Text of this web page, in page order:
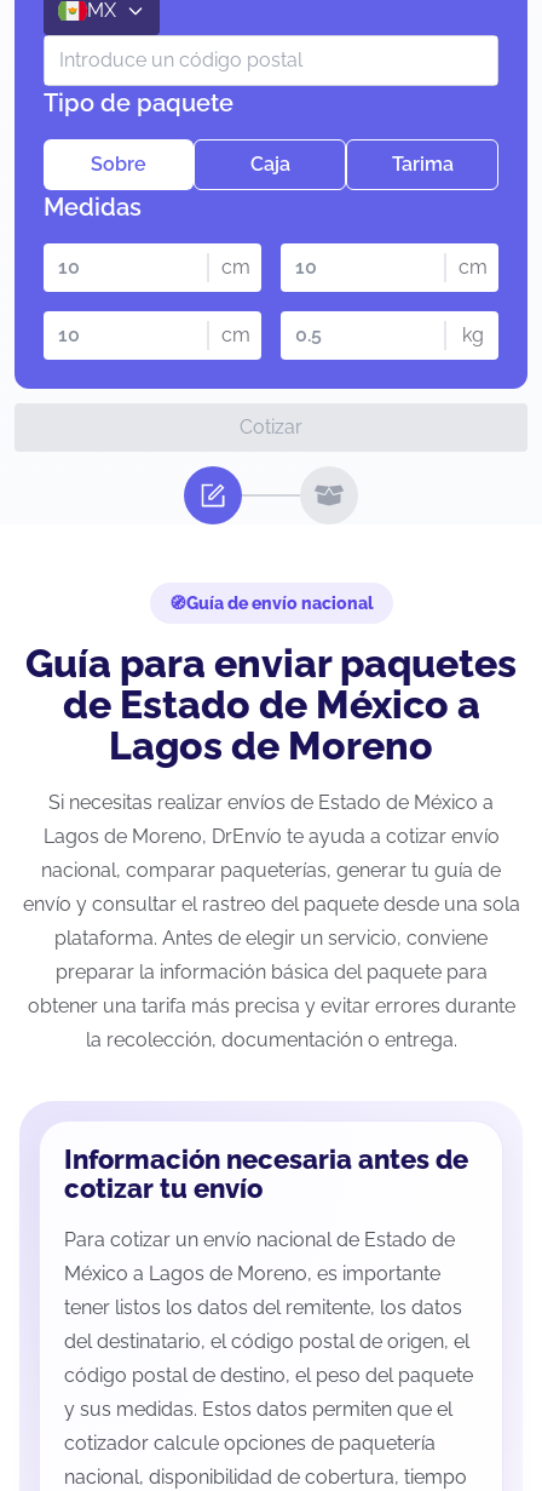
MX
Tipo de paquete
Sobre Caja Tarima
Medidas
cm cm
cm kg
Cotizar
Guía de envío nacional
Guía para enviar paquetes
de Estado de México a
Lagos de Moreno
Si necesitas realizar envíos de Estado de México a
Lagos de Moreno, DrEnvío te ayuda a cotizar envío
nacional, comparar paqueterías, generar tu guía de
envío y consultar el rastreo del paquete desde una sola
plataforma. Antes de elegir un servicio, conviene
preparar la información básica del paquete para
obtener una tarifa más precisa y evitar errores durante
la recolección, documentación o entrega.
Información necesaria antes de
cotizar tu envío
Para cotizar un envío nacional de Estado de
México a Lagos de Moreno, es importante
tener listos los datos del remitente, los datos
del destinatario, el código postal de origen, el
código postal de destino, el peso del paquete
y sus medidas. Estos datos permiten que el
cotizador calcule opciones de paquetería
nacional, disponibilidad de cobertura, tiempo